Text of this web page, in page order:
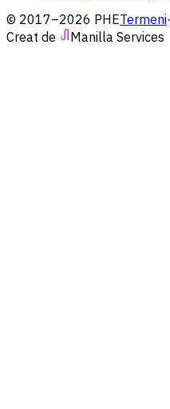
© 2017–2026 PHETermeni·
Creat de
Manilla Services